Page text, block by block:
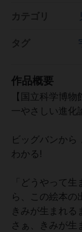
作品概要
【国立科学博
一やさしい進化
ビッグバンか
わかる!
「どうやって
ら、この絵本の
きみが生まれる
さぁ、きみが